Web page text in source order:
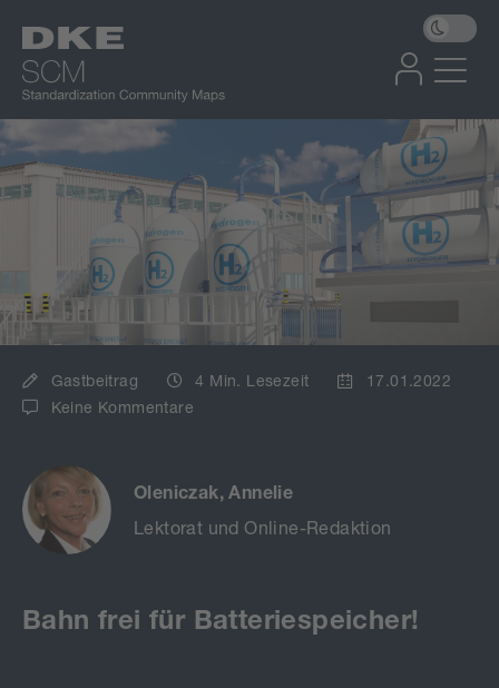
Gastbeitrag 4 Min. Lesezeit
17.01.2022
Keine Kommentare
Oleniczak, Annelie
Lektorat und Online-Redaktion
Bahn frei für Batteriespeicher!